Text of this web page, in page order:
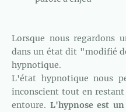
Lorsque nous regardons
dans un état dit "modifié
hypnotique.
L'état hypnotique nous
inconscient tout en
entoure. L'hypnose est